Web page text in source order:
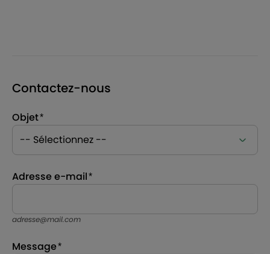
Contactez-nous
Objet
Adresse e-mail
adresse@mail.com
Message